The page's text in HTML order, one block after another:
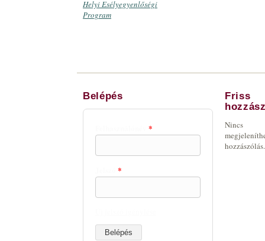
Helyi Esélyegyenlőségi
Program
Belépés
*
*
Friss
Nincs
hozzászólás.